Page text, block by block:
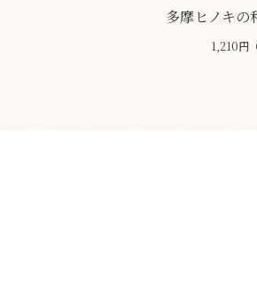
多摩ヒノキの
1,210円